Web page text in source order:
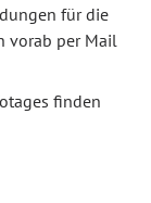
für die
vorab per Mail
finden